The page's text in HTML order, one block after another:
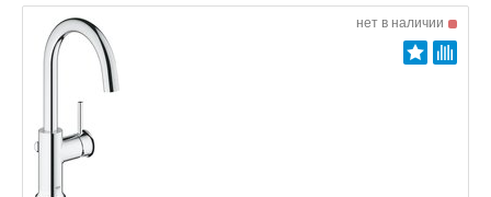
нет в наличии